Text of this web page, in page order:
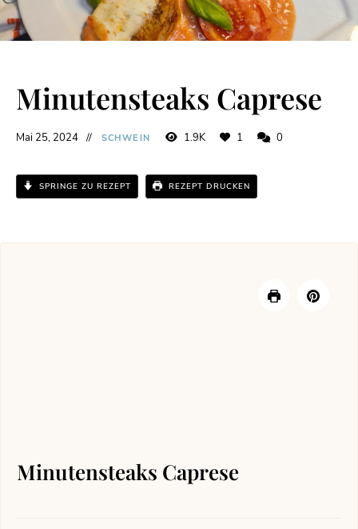
Minutensteaks Caprese
Mai 25, 2024 SCHWEIN 1.9K 1 0
SPRINGE ZU REZEPT REZEPT DRUCKEN
Minutensteaks Caprese